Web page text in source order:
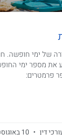
של ימי חופשה.
1951 קובע את מספר
פרמטרים:
דין